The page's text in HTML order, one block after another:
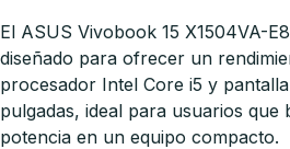
El ASUS Vivobook 15 X1504VA-
diseñado para ofrecer un
procesador Intel Core i5 y
pulgadas, ideal para usuarios que
potencia en un equipo compacto.